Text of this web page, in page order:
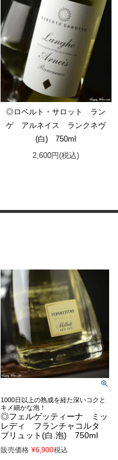
◎ロベルト・サロット ラン
ゲ アルネイス ランクネヴ
(白) 750ml
2,600円(税込)
1000日以上の熟成を経た深いコクと
キメ細かな泡！
◎フェルゲッティーナ ミッ
レディ フランチャコルタ
ブリュット(白.泡) 750ml
販売価格 ¥6,900税込